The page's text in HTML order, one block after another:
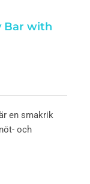
Bar with
en smakrik
och